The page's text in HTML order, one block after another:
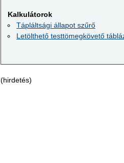
Kalkulátorok
Tápláltsági állapot szűrő
Letölthető testtömegkövető
(hirdetés)